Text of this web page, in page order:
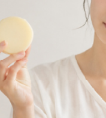
モリンガ全商品
モリンガ特集
入れ手順で選ぶ
のおススメ
ロングセラー
美容アンケート